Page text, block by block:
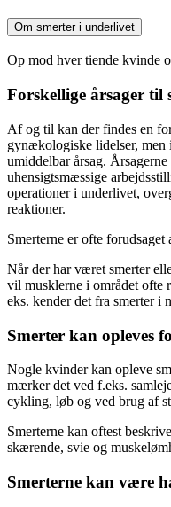
Om smerter i underlivet
Op mod hver tiende kvinde
Forskellige årsager til
Af og til kan der findes en
gynækologiske lidelser,
umiddelbar årsag.
uhensigtsmæssige
operationer i underlivet,
reaktioner.
Smerterne er ofte
Når der har været smerter
vil musklerne i området ofte
eks. kender det fra smerter i
Smerter kan opleves
Nogle kvinder kan opleve
mærker det ved f.eks.
cykling, løb og ved brug af
Smerterne kan oftest
skærende, svie og
Smerterne kan være